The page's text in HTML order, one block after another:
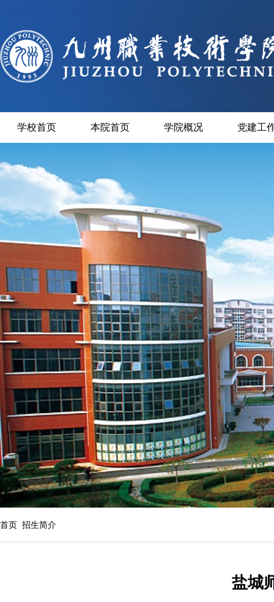
学校首页 本院首页 学院概况 党建工
首页 招生简介
盐城